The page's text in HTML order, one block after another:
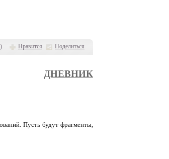
) Нравится Поделиться
ДНЕВНИК
Пусть будут фрагменты,